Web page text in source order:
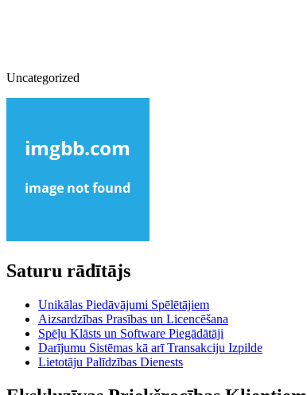
Uncategorized
Saturu rādītājs
Unikālas Piedāvājumi Spēlētājiem
Aizsardzības Prasības un Licencēšana
Spēļu Klāsts un Software Piegādātāji
Darījumu Sistēmas kā arī Transakciju Izpilde
Lietotāju Palīdzības Dienests